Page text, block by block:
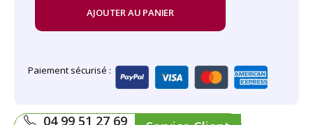
AJOUTER AU PANIER
Paiement sécurisé :
04 99 51 27 69